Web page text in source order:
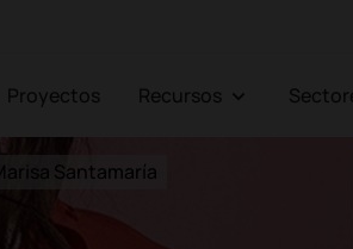
Proyectos Recursos
Santamaría